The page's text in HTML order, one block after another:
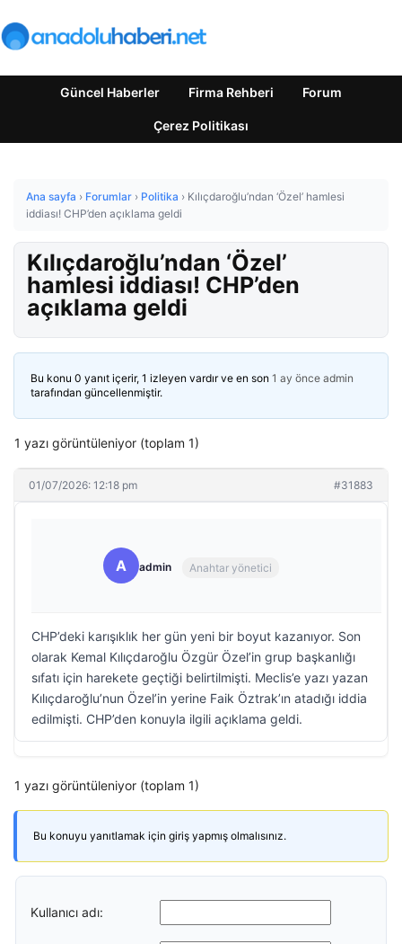
Güncel Haberler Firma Rehberi Forum
Çerez Politikası
Ana sayfa › Forumlar › Politika › Kılıçdaroğlu’ndan ‘Özel’ hamlesi
iddiası! CHP’den açıklama geldi
Kılıçdaroğlu’ndan ‘Özel’
hamlesi iddiası! CHP’den
açıklama geldi
Bu konu 0 yanıt içerir, 1 izleyen vardır ve en son 1 ay önce admin
tarafından güncellenmiştir.
1 yazı görüntüleniyor (toplam 1)
01/07/2026: 12:18 pm #31883
A admin Anahtar yönetici
CHP’deki karışıklık her gün yeni bir boyut kazanıyor. Son
olarak Kemal Kılıçdaroğlu Özgür Özel’in grup başkanlığı
sıfatı için harekete geçtiği belirtilmişti. Meclis’e yazı yazan
Kılıçdaroğlu’nun Özel’in yerine Faik Öztrak’ın atadığı iddia
edilmişti. CHP’den konuyla ilgili açıklama geldi.
1 yazı görüntüleniyor (toplam 1)
Bu konuyu yanıtlamak için giriş yapmış olmalısınız.
Kullanıcı adı: